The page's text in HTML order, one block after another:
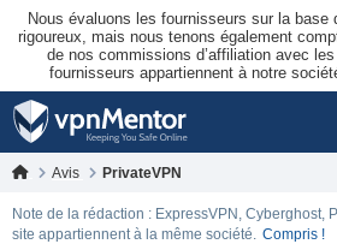
Nous évaluons les fournisseurs sur la base
rigoureux, mais nous tenons également
de nos commissions d’affiliation avec
fournisseurs appartiennent à notre
Avis PrivateVPN
Note de la rédaction : ExpressVPN, Cyberghost,
site appartiennent à la même société. Compris !